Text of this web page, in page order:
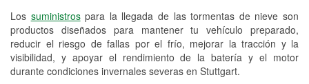
Los suministrospara la llegada de las tormentas de nieve son
productos diseñados para mantener tu vehículo preparado,
reducir el riesgo de fallas por el frío, mejorar la tracción y la
visibilidad, y apoyar el rendimiento de la batería y el motor
durante condiciones invernales severas en Stuttgart.
Reciclaje de baterías y aceite
Instalación de bombillas de faros
Instalación de limpiaparabrisas